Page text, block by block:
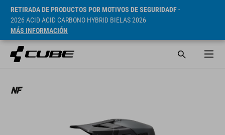
RETIRADA DE PRODUCTOS POR MOTIVOS DE SEGURIDADF-
2026 ACID ACID CARBONO HYBRID BIELAS 2026
MÁS INFORMACIÓN